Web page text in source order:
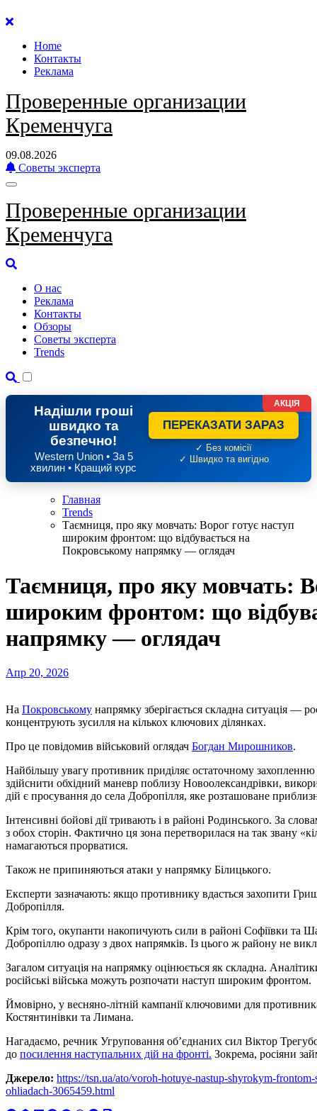
Перейти
содержанию
Home
Контакты
Реклама
Проверенные организации
Кременчуга
09.08.2026
Советы эксперта
Проверенные организации
Кременчуга
О нас
Реклама
Контакты
Обзоры
Советы эксперта
Trends
Надішли гроші
швидко та
безпечно!
Western Union • За 5
хвилин • Кращий курс
ПЕРЕКАЗАТИ ЗАРАЗ
✓ Без комісії
✓ Швидко та вигідно
АКЦІЯ
Главная
Trends
Таємниця, про яку мовчать: Ворог готує наступ
широким фронтом: що відбувається на
Покровському напрямку — оглядач
Таємниця, про яку мовчать:
широким фронтом: що
напрямку — оглядач
Апр 20, 2026
На Покровському напрямку зберігається складна ситуація —
концентрують зусилля на кількох ключових ділянках.
Про це повідомив військовий оглядач Богдан Мирошников.
Найбільшу увагу противник приділяє остаточному
здійснити обхідний маневр поблизу Новоолександрівки,
дій є просування до села Добропілля, яке розташоване
Інтенсивні бойові дії тривають і в районі Родинського. За
з обох сторін. Фактично ця зона перетворилася на так звану
намагаються прорватися.
Також не припиняються атаки у напрямку Білицького.
Експерти зазначають: якщо противнику вдасться захопити
Добропілля.
Крім того, окупанти накопичують сили в районі Софіївки та
Добропіллю одразу з двох напрямків. Із цього ж району не
Загалом ситуація на напрямку оцінюється як складна.
російські війська можуть розпочати наступ широким фронтом.
Ймовірно, у весняно-літній кампанії ключовими для
Костянтинівки та Лимана.
Нагадаємо, речник Угруповання об’єднаних сил Віктор
до посилення наступальних дій на фронті. Зокрема, росіяни
Джерело: https://tsn.ua/ato/voroh-hotuye-nastup-shyrokym-
ohliadach-3065459.html